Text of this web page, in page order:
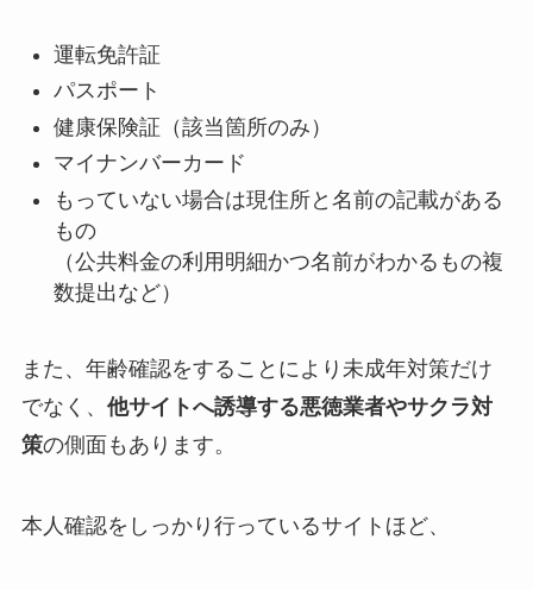
運転免許証
パスポート
健康保険証（該当箇所のみ）
マイナンバーカード
もっていない場合は現住所と名前の記載がある
もの
（公共料金の利用明細かつ名前がわかるもの複
数提出など）
また、年齢確認をすることにより未成年対策だけ
でなく、 他サイトへ誘導する悪徳業者やサクラ対
策の側面もあります。
本人確認をしっかり行っているサイトほど、